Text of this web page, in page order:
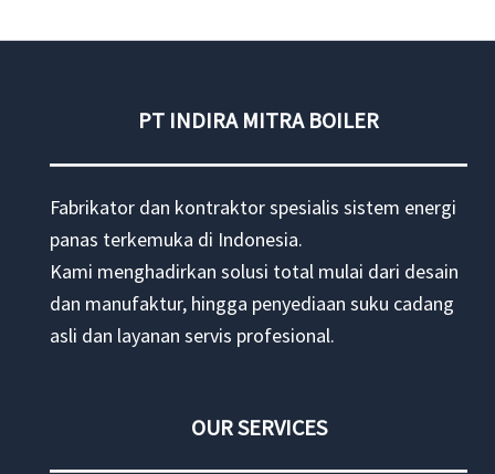
PT INDIRA MITRA BOILER
Fabrikator dan kontraktor spesialis sistem energi
panas terkemuka di Indonesia.
Kami menghadirkan solusi total mulai dari desain
dan manufaktur, hingga penyediaan suku cadang
asli dan layanan servis profesional.
OUR SERVICES